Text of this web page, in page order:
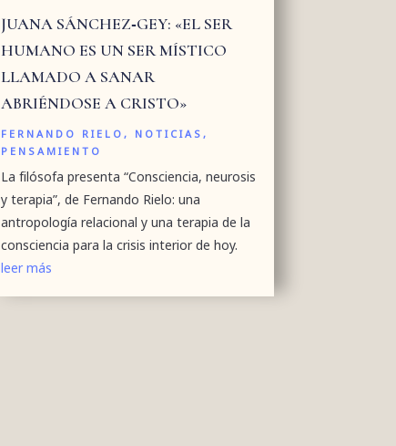
JUANA SÁNCHEZ‑GEY: «EL SER
HUMANO ES UN SER MÍSTICO
LLAMADO A SANAR
ABRIÉNDOSE A CRISTO»
FERNANDO RIELO, NOTICIAS,
PENSAMIENTO
La filósofa presenta “Consciencia, neurosis
y terapia”, de Fernando Rielo: una
antropología relacional y una terapia de la
consciencia para la crisis interior de hoy.
leer más